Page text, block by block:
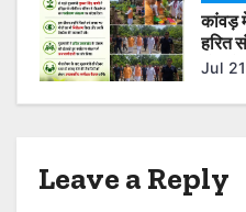
कांवड़
हरित
Jul
Leave a Reply